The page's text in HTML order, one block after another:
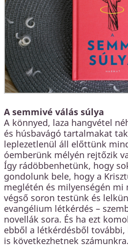
A semmivé válás súlya
A könnyed, laza hangvétel
és húsbavágó tartalmakat
leplezetlenül áll előttünk
óemberünk mélyén rejtőzik
Így rádöbbenhetünk, hogy
gondolunk bele, hogy a
meglétén és milyenségén
végső soron testünk és
evangélium létkérdés –
novellák sora. És ha ezt
ebből a létkérdésből további,
is következhetnek számunkra.